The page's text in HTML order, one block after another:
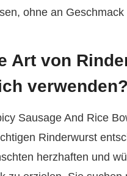
ohne an
Art von
verwenden?
Sausage And Rice
Rinderwurst
herzhaften und